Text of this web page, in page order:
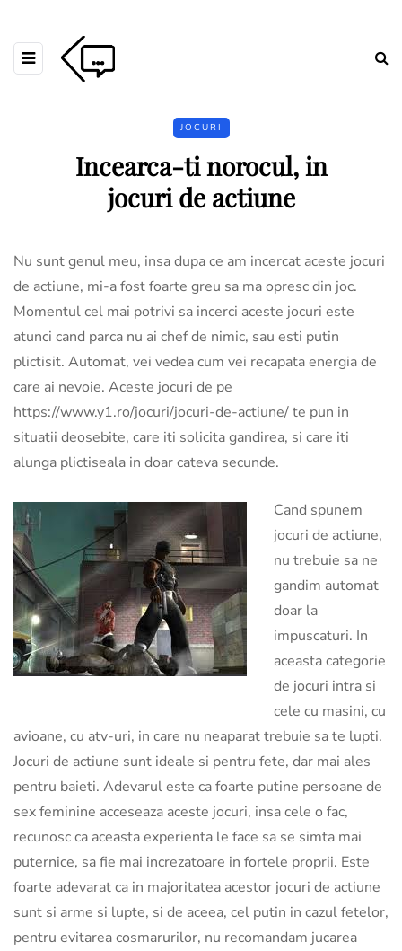
JOCURI
Incearca-ti norocul, in
jocuri de actiune
Nu sunt genul meu, insa dupa ce am incercat aceste jocuri
de actiune, mi-a fost foarte greu sa ma opresc din joc.
Momentul cel mai potrivi sa incerci aceste jocuri este
atunci cand parca nu ai chef de nimic, sau esti putin
plictisit. Automat, vei vedea cum vei recapata energia de
care ai nevoie. Aceste jocuri de pe
https://www.y1.ro/jocuri/jocuri-de-actiune/ te pun in
situatii deosebite, care iti solicita gandirea, si care iti
alunga plictiseala in doar cateva secunde.
Cand spunem
jocuri de actiune,
nu trebuie sa ne
gandim automat
doar la
impuscaturi. In
aceasta categorie
de jocuri intra si
cele cu masini, cu
avioane, cu atv-uri, in care nu neaparat trebuie sa te lupti.
Jocuri de actiune sunt ideale si pentru fete, dar mai ales
pentru baieti. Adevarul este ca foarte putine persoane de
sex feminine acceseaza aceste jocuri, insa cele o fac,
recunosc ca aceasta experienta le face sa se simta mai
puternice, sa fie mai increzatoare in fortele proprii. Este
foarte adevarat ca in majoritatea acestor jocuri de actiune
sunt si arme si lupte, si de aceea, cel putin in cazul fetelor,
pentru evitarea cosmarurilor, nu recomandam jucarea